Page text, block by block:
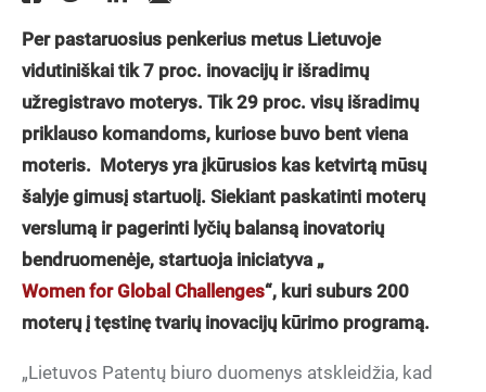
Per pastaruosius penkerius metus Lietuvoje
vidutiniškai tik 7 proc. inovacijų ir išradimų
užregistravo moterys. Tik 29 proc. visų išradimų
priklauso komandoms, kuriose buvo bent viena
moteris. Moterys yra įkūrusios kas ketvirtą mūsų
šalyje gimusį startuolį. Siekiant paskatinti moterų
verslumą ir pagerinti lyčių balansą inovatorių
bendruomenėje, startuoja iniciatyva „
Women for Global Challenges“, kuri suburs 200
moterų į tęstinę tvarių inovacijų kūrimo programą.
„Lietuvos Patentų biuro duomenys atskleidžia, kad